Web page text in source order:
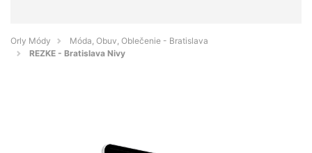
Orly Módy
Móda, Obuv, Oblečenie - Bratislava
REZKE - Bratislava Nivy